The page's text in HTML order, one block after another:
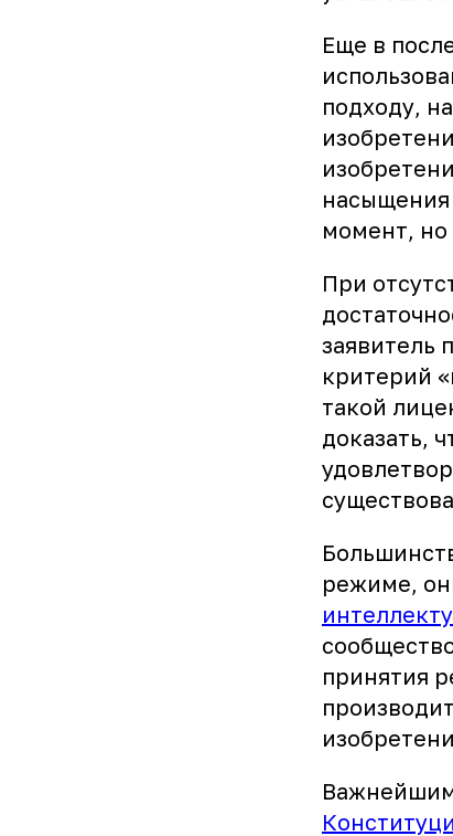
Еще в
подходу,
насыщения
момент,
При
заявитель
критерий
такой
доказать,
режиме,
принятия
Важнейшим